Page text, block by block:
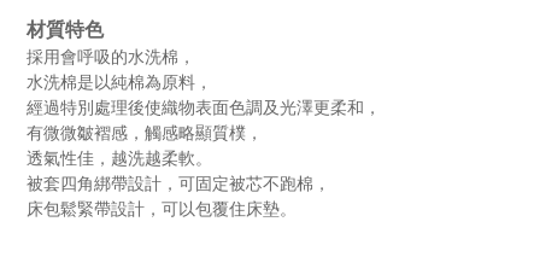
材質特色
採用會呼吸的水洗棉，
水洗棉是以純棉為原料，
經過特別處理後使織物表面色調及光澤更柔和，
有微微皺褶感，觸感略顯質樸，
透氣性佳，越洗越柔軟。
被套四角綁帶設計，可固定被芯不跑棉，
床包鬆緊帶設計，可以包覆住床墊。